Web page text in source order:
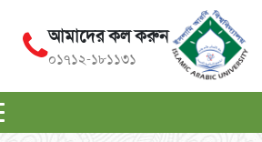
আমাদের কল করুন
০১৭১২-১৮১১৩১